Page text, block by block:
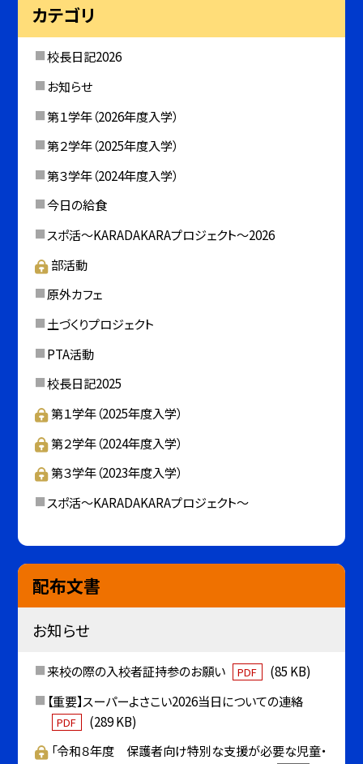
カテゴリ
校長日記2026
お知らせ
第１学年（2026年度入学）
第２学年（2025年度入学）
第３学年（2024年度入学）
今日の給食
スポ活～KARADAKARAプロジェクト～2026
部活動
原外カフェ
土づくりプロジェクト
PTA活動
校長日記2025
第１学年（2025年度入学）
第２学年（2024年度入学）
第３学年（2023年度入学）
スポ活～KARADAKARAプロジェクト～
配布文書
お知らせ
来校の際の入校者証持参のお願い PDF
(85 KB)
【重要】スーパーよさこい2026当日についての連絡
PDF
(289 KB)
「令和８年度 保護者向け特別な支援が必要な児童・